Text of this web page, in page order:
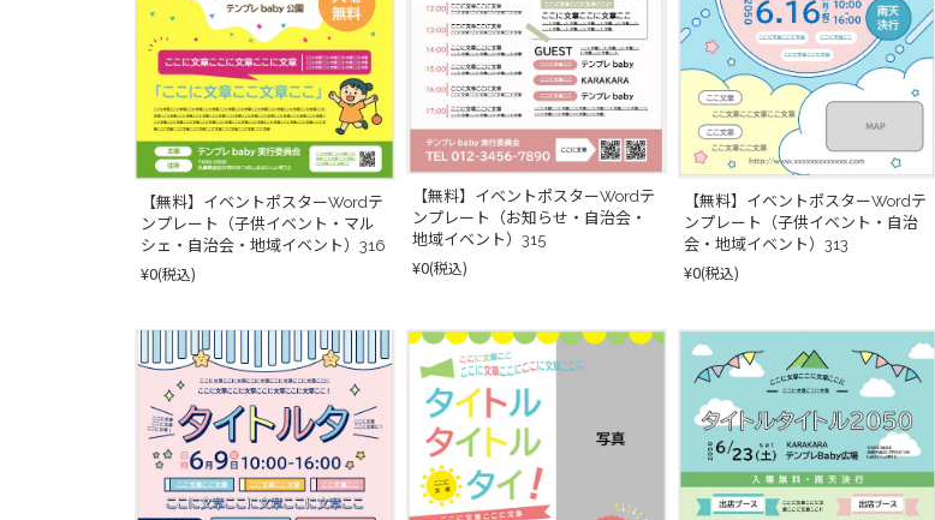
【無料】イベントポスターWordテ
ンプレート（子供イベント・マル
シェ・自治会・地域イベント）316
¥0(税込)
【無料】イベントポスターWordテ
ンプレート（お知らせ・自治会・
地域イベント）315
¥0(税込)
【無料】イベントポスターWordテ
ンプレート（子供イベント・自治
会・地域イベント）313
¥0(税込)